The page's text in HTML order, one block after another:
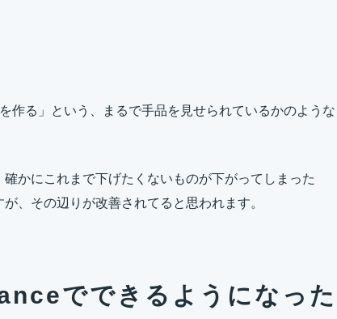
作る」という、まるで手品を見せられているかのような
かにこれまで下げたくないものが下がってしまった
、その辺りが改善されてると思われます。
でできるようになった